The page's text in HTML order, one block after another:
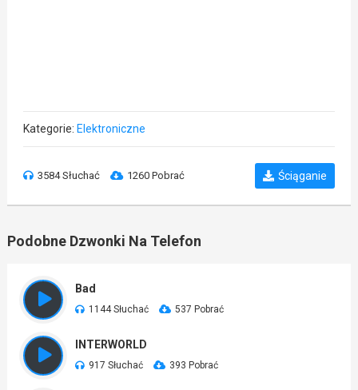
Kategorie: Elektroniczne
3584 Słuchać 1260 Pobrać Ściąganie
Podobne Dzwonki Na Telefon
Bad
1144 Słuchać 537 Pobrać
INTERWORLD
917 Słuchać 393 Pobrać